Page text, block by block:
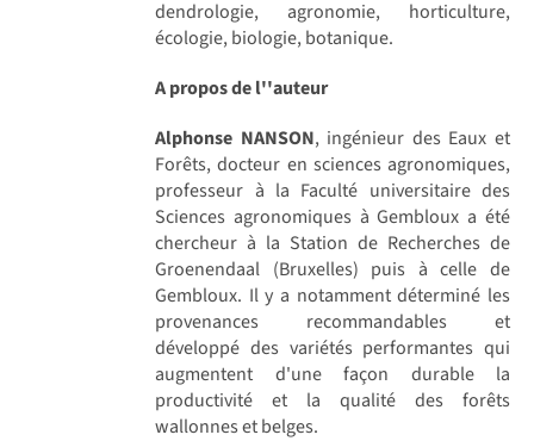
dendrologie, agronomie, horticulture,
écologie, biologie, botanique.
A propos de l''auteur
Alphonse NANSON, ingénieur des Eaux et
Forêts, docteur en sciences agronomiques,
professeur à la Faculté universitaire des
Sciences agronomiques à Gembloux a été
chercheur à la Station de Recherches de
Groenendaal (Bruxelles) puis à celle de
Gembloux. Il y a notamment déterminé les
provenances recommandables et
développé des variétés performantes qui
augmentent d'une façon durable la
productivité et la qualité des forêts
wallonnes et belges.